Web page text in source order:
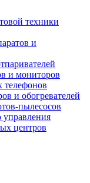
техники
и
и мониторов
телефонов
и обогревателей
пылесосов
центров